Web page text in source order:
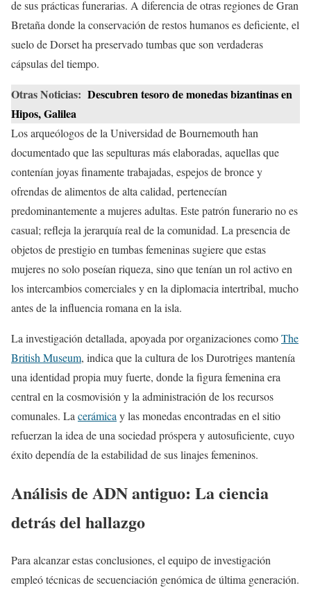
de sus prácticas funerarias. A diferencia de otras regiones de Gran
Bretaña donde la conservación de restos humanos es deficiente, el
suelo de Dorset ha preservado tumbas que son verdaderas
cápsulas del tiempo.
Otras Noticias: Descubren tesoro de monedas bizantinas en
Hipos, Galilea
Los arqueólogos de la Universidad de Bournemouth han
documentado que las sepulturas más elaboradas, aquellas que
contenían joyas finamente trabajadas, espejos de bronce y
ofrendas de alimentos de alta calidad, pertenecían
predominantemente a mujeres adultas. Este patrón funerario no es
casual; refleja la jerarquía real de la comunidad. La presencia de
objetos de prestigio en tumbas femeninas sugiere que estas
mujeres no solo poseían riqueza, sino que tenían un rol activo en
los intercambios comerciales y en la diplomacia intertribal, mucho
antes de la influencia romana en la isla.
La investigación detallada, apoyada por organizaciones comoThe
British Museum, indica que la cultura de los Durotriges mantenía
una identidad propia muy fuerte, donde la figura femenina era
central en la cosmovisión y la administración de los recursos
comunales. La cerámica y las monedas encontradas en el sitio
refuerzan la idea de una sociedad próspera y autosuficiente, cuyo
éxito dependía de la estabilidad de sus linajes femeninos.
Análisis de ADN antiguo: La ciencia
detrás del hallazgo
Para alcanzar estas conclusiones, el equipo de investigación
empleó técnicas de secuenciación genómica de última generación.